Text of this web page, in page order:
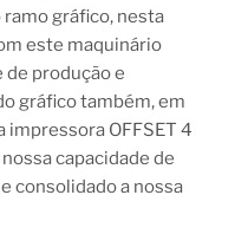
gráfico, nesta
este maquinário
de produção e
gráfico também, em
impressora OFFSET 4
capacidade de
consolidado a nossa